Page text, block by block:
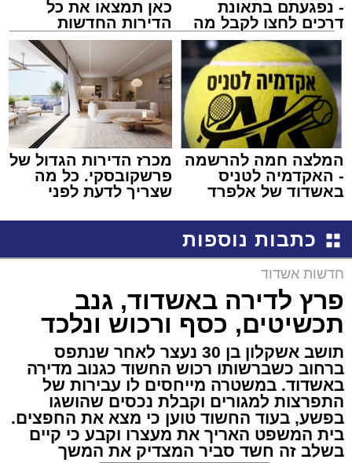
- נפגעתם בתאונת
דרכים לחצו לקבל מה
שמגיע לכם
כאן תמצאו את כל
הדירות החדשות
למכירה באשדוד >>>
המלצה חמה להרשמה
- האקדמיה לטניס
באשדוד של אלפרד
מכרז הדירות הגדול של
פרשקובסקי. כל מה
שצריך לדעת לפני
באשדוד
כתבות נוספות
חדשות אשדוד
פרץ לדירה באשדוד, גנב
תכשיטים, כסף ורכוש ונלכד
תושב אשקלון בן 30 נעצר לאחר שנתפס
ברחוב כשברשותו רכוש החשוד כגנוב מדירה
באשדוד. במשטרה מייחסים לו עבירות של
התפרצות למגורים וקבלת נכסים שהושגו
בפשע, בעוד החשוד טוען כי מצא את החפצים.
בית המשפט האריך את מעצרו וקבע כי קיים
בשלב זה חשד סביר המצדיק את המשך